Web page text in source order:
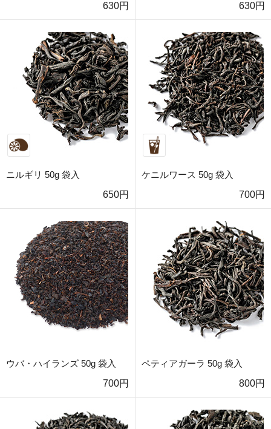
630円
630円
ニルギリ 50g 袋入
650円
ケニルワース 50g 袋入
700円
ウバ・ハイランズ 50g 袋入
700円
ペティアガーラ 50g 袋入
800円